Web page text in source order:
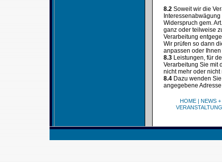
8.2 Soweit wir die
Widerspruch gem.
ganz oder teilweise
Verarbeitung
Wir prüfen so dann
anpassen oder
8.3 Leistungen, für
Verarbeitung Sie mit
nicht mehr oder
8.4 Dazu wenden
angegebene
HOME| NEWS